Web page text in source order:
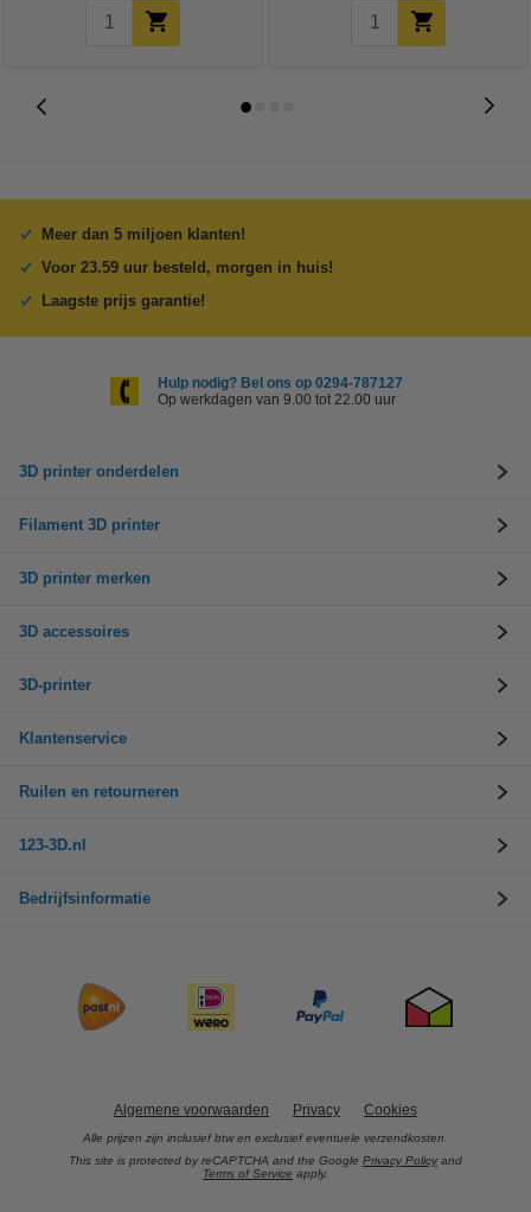
Meer dan 5 miljoen klanten!
Voor 23.59 uur besteld, morgen in huis!
Laagste prijs garantie!
Hulp nodig? Bel ons op 0294-787127
Op werkdagen van 9.00 tot 22.00 uur
3D printer onderdelen
Filament 3D printer
3D printer merken
3D accessoires
3D-printer
Klantenservice
Ruilen en retourneren
123-3D.nl
Bedrijfsinformatie
Algemene voorwaarden Privacy Cookies
Alle prijzen zijn inclusief btw en exclusief eventuele verzendkosten.
This site is protected by reCAPTCHA and the Google Privacy Policy and
Terms of Service apply.